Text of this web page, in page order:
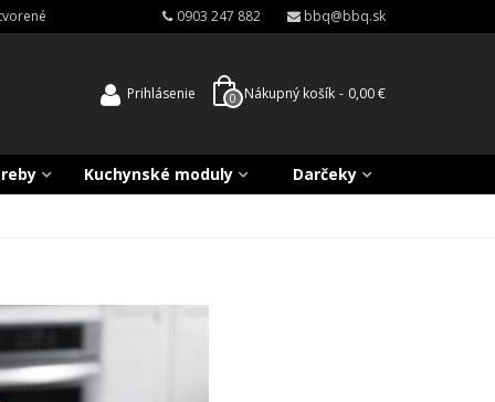
0903 247 882 bbq@bbq.sk
Prihlásenie 0 Nákupný košík - 0,00 €
Kuchynské moduly Darčeky